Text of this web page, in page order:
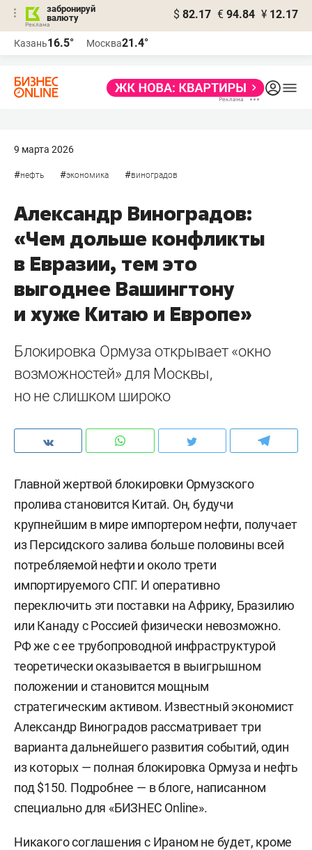
забронируй
валюту
$ 82.17 € 94.84 ¥ 12.17
Казань16.5° Москва21.4°
9 марта 2026
#нефть #экономика #виноградов
Александр Виноградов:
«Чем дольше конфликты
в Евразии, тем это
выгоднее Вашингтону
и хуже Китаю и Европе»
Блокировка Ормуза открывает «окно
возможностей» для Москвы,
но не слишком широко
Главной жертвой блокировки Ормузского
пролива становится Китай. Он, будучи
крупнейшим в мире импортером нефти, получает
из Персидского залива больше половины всей
потребляемой нефти и около трети
импортируемого СПГ. И оперативно
переключить эти поставки на Африку, Бразилию
или Канаду с Россией физически невозможно.
РФ же с ее трубопроводной инфраструктурой
теоретически оказывается в выигрышном
положении и становится мощным
стратегическим активом. Известный экономист
Александр Виноградов рассматривает три
варианта дальнейшего развития событий, один
из которых — полная блокировка Ормуза и нефть
под $150. Подробнее — в блоге, написанном
специально для «БИЗНЕС Online».
Никакого соглашения с Ираном не будет, кроме